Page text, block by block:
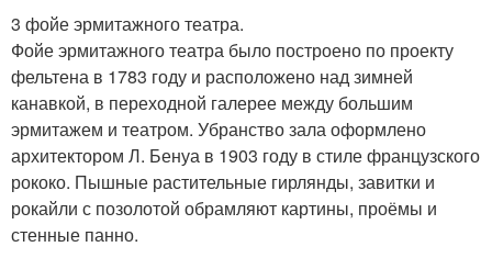
3 фойе эрмитажного театра.
Фойе эрмитажного театра было построено по проекту
фельтена в 1783 году и расположено над зимней
канавкой, в переходной галерее между большим
эрмитажем и театром. Убранство зала оформлено
архитектором Л. Бенуа в 1903 году в стиле французского
рококо. Пышные растительные гирлянды, завитки и
рокайли с позолотой обрамляют картины, проёмы и
стенные панно.